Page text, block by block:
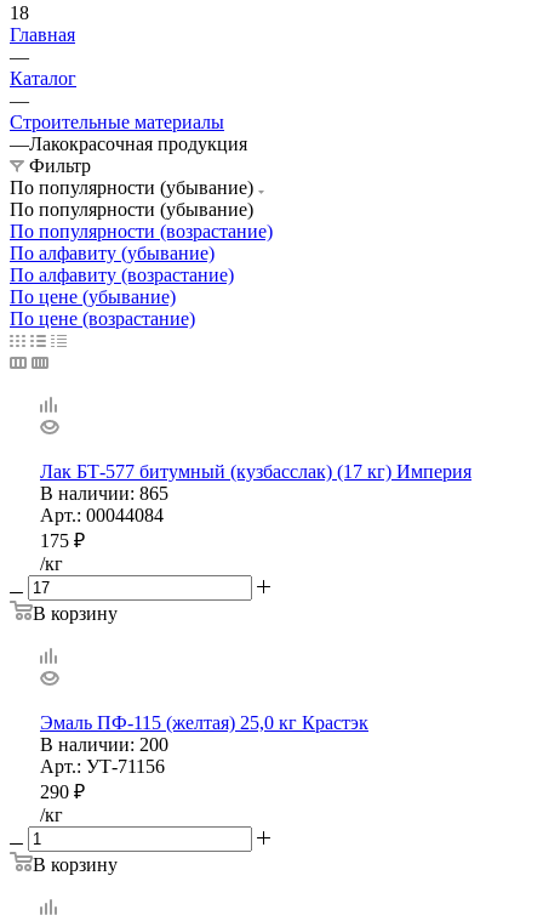
18
Главная
—
Каталог
—
Строительные материалы
—Лакокрасочная продукция
Фильтр
По популярности (убывание)
По популярности (убывание)
По популярности (возрастание)
По алфавиту (убывание)
По алфавиту (возрастание)
По цене (убывание)
По цене (возрастание)
Лак БТ-577 битумный (кузбасслак) (17 кг) Империя
В наличии: 865
Арт.: 00044084
175 ₽
/кг
В корзину
Эмаль ПФ-115 (желтая) 25,0 кг Крастэк
В наличии: 200
Арт.: УТ-71156
290 ₽
/кг
В корзину